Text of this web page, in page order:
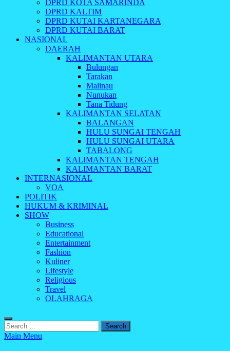
DPRD KOTA SAMARINDA
DPRD KALTIM
DPRD KUTAI KARTANEGARA
DPRD KUTAI BARAT
NASIONAL
DAERAH
KALIMANTAN UTARA
Bulungan
Tarakan
Malinau
Nunukan
Tana Tidung
KALIMANTAN SELATAN
BALANGAN
HULU SUNGAI TENGAH
HULU SUNGAI UTARA
TABALONG
KALIMANTAN TENGAH
KALIMANTAN BARAT
INTERNASIONAL
VOA
POLITIK
HUKUM & KRIMINAL
SHOW
Business
Educational
Entertainment
Fashion
Kuliner
Lifestyle
Religious
Travel
OLAHRAGA
Search
for:
Main Menu